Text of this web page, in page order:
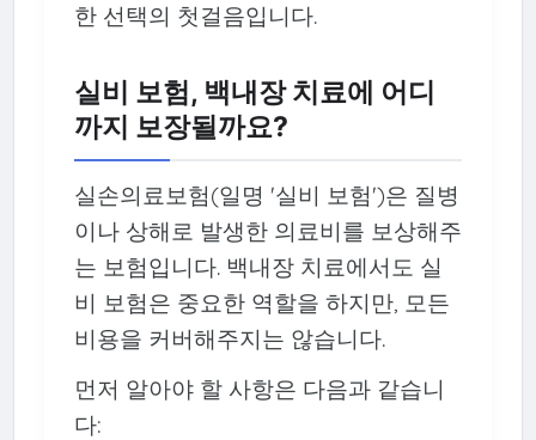
한 선택의 첫걸음입니다.
실비 보험, 백내장 치료에 어디
까지 보장될까요?
실손의료보험(일명 '실비 보험')은 질병
이나 상해로 발생한 의료비를 보상해주
는 보험입니다. 백내장 치료에서도 실
비 보험은 중요한 역할을 하지만, 모든
비용을 커버해주지는 않습니다.
먼저 알아야 할 사항은 다음과 같습니
다: